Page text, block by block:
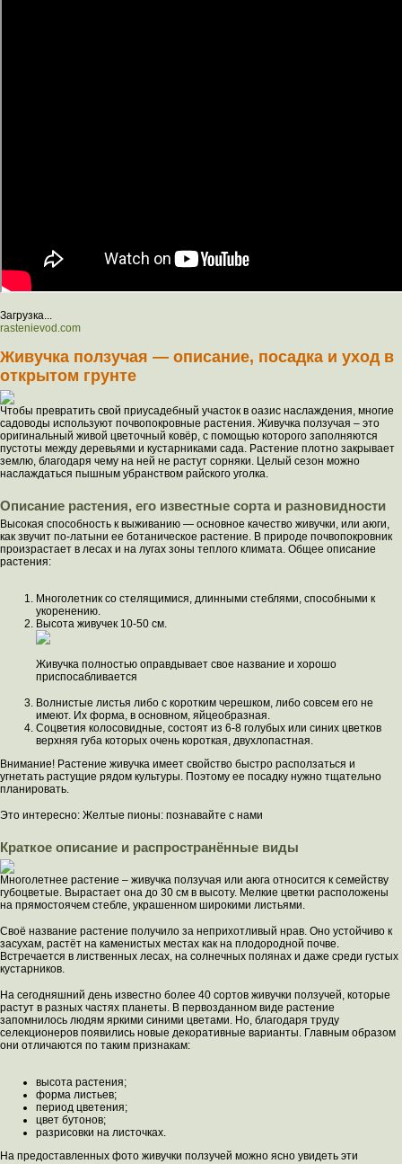
Загрузка...
rastenievod.com
Живучка ползучая — описание, посадка и уход в
открытом грунте
Чтобы превратить свой приусадебный участок в оазис наслаждения, многие
садоводы используют почвопокровные растения. Живучка ползучая – это
оригинальный живой цветочный ковёр, с помощью которого заполняются
пустоты между деревьями и кустарниками сада. Растение плотно закрывает
землю, благодаря чему на ней не растут сорняки. Целый сезон можно
наслаждаться пышным убранством райского уголка.
Описание растения, его известные сорта и разновидности
Высокая способность к выживанию — основное качество живучки, или аюги,
как звучит по-латыни ее ботаническое растение. В природе почвопокровник
произрастает в лесах и на лугах зоны теплого климата. Общее описание
растения:
Многолетник со стелящимися, длинными стеблями, способными к
укоренению.
Высота живучек 10-50 см.
Живучка полностью оправдывает свое название и хорошо
приспосабливается
Волнистые листья либо с коротким черешком, либо совсем его не
имеют. Их форма, в основном, яйцеобразная.
Соцветия колосовидные, состоят из 6-8 голубых или синих цветков
верхняя губа которых очень короткая, двухлопастная.
Внимание! Растение живучка имеет свойство быстро расползаться и
угнетать растущие рядом культуры. Поэтому ее посадку нужно тщательно
планировать.
Это интересно: Желтые пионы: познавайте с нами
Краткое описание и распространённые виды
Многолетнее растение – живучка ползучая или аюга относится к семейству
губоцветые. Вырастает она до 30 см в высоту. Мелкие цветки расположены
на прямостоячем стебле, украшенном широкими листьями.
Своё название растение получило за неприхотливый нрав. Оно устойчиво к
засухам, растёт на каменистых местах как на плодородной почве.
Встречается в лиственных лесах, на солнечных полянах и даже среди густых
кустарников.
На сегодняшний день известно более 40 сортов живучки ползучей, которые
растут в разных частях планеты. В первозданном виде растение
запомнилось людям яркими синими цветами. Но, благодаря труду
селекционеров появились новые декоративные варианты. Главным образом
они отличаются по таким признакам:
высота растения;
форма листьев;
период цветения;
цвет бутонов;
разрисовки на листочках.
На предоставленных фото живучки ползучей можно ясно увидеть эти